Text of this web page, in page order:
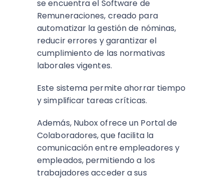
se encuentra el Software de
Remuneraciones, creado para
automatizar la gestión de nóminas,
reducir errores y garantizar el
cumplimiento de las normativas
laborales vigentes.
Este sistema permite ahorrar tiempo
y simplificar tareas críticas.
Además, Nubox ofrece un Portal de
Colaboradores, que facilita la
comunicación entre empleadores y
empleados, permitiendo a los
trabajadores acceder a sus